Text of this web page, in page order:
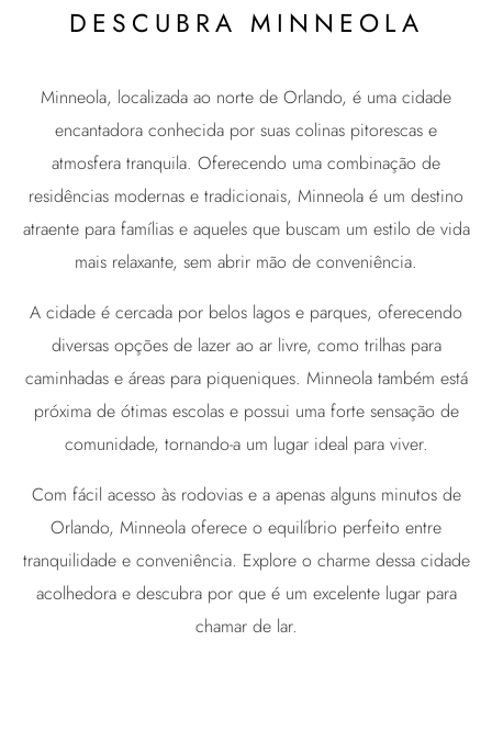
DESCUBRA MINNEOLA
Minneola, localizada ao norte de Orlando, é uma cidade
encantadora conhecida por suas colinas pitorescas e
atmosfera tranquila. Oferecendo uma combinação de
residências modernas e tradicionais, Minneola é um destino
atraente para famílias e aqueles que buscam um estilo de vida
mais relaxante, sem abrir mão de conveniência.
A cidade é cercada por belos lagos e parques, oferecendo
diversas opções de lazer ao ar livre, como trilhas para
caminhadas e áreas para piqueniques. Minneola também está
próxima de ótimas escolas e possui uma forte sensação de
comunidade, tornando-a um lugar ideal para viver.
Com fácil acesso às rodovias e a apenas alguns minutos de
Orlando, Minneola oferece o equilíbrio perfeito entre
tranquilidade e conveniência. Explore o charme dessa cidade
acolhedora e descubra por que é um excelente lugar para
chamar de lar.